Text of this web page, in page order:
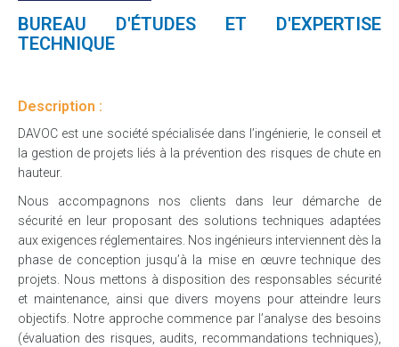
BUREAU D'ÉTUDES ET D'EXPERTISE
TECHNIQUE
Description :
DAVOC est une société spécialisée dans l’ingénierie, le conseil et
la gestion de projets liés à la prévention des risques de chute en
hauteur.
Nous accompagnons nos clients dans leur démarche de
sécurité en leur proposant des solutions techniques adaptées
aux exigences réglementaires. Nos ingénieurs interviennent dès la
phase de conception jusqu’à la mise en œuvre technique des
projets. Nous mettons à disposition des responsables sécurité
et maintenance, ainsi que divers moyens pour atteindre leurs
objectifs. Notre approche commence par l’analyse des besoins
(évaluation des risques, audits, recommandations techniques),